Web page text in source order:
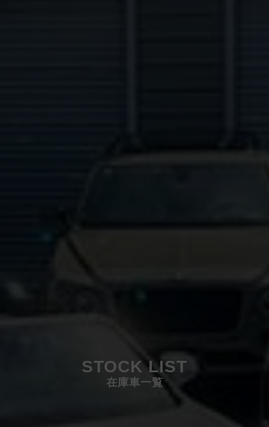
STOCK LIST
在庫車一覧